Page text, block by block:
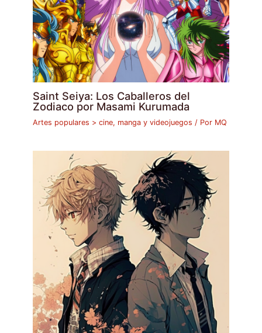
Saint Seiya: Los Caballeros del
Zodiaco por Masami Kurumada
Artes populares > cine, manga y videojuegos / Por MQ